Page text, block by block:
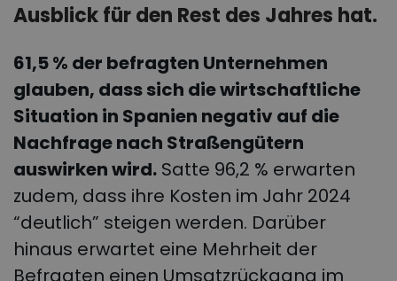
Ausblick für den Rest des Jahres hat.
61,5 % der befragten Unternehmen
glauben, dass sich die wirtschaftliche
Situation in Spanien negativ auf die
Nachfrage nach Straßengütern
auswirken wird. Satte 96,2 % erwarten
zudem, dass ihre Kosten im Jahr 2024
“deutlich” steigen werden. Darüber
hinaus erwartet eine Mehrheit der